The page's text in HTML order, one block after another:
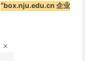
“box.nju.edu.cn 企业